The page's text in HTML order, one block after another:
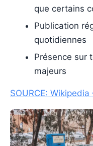
que certains
Publication
quotidiennes
Présence sur
majeurs
SOURCE: